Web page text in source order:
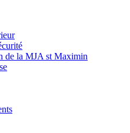
de la MJA st Maximin